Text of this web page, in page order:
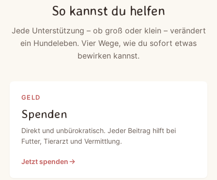
So kannst du helfen
Jede Unterstützung – ob groß oder klein – verändert
ein Hundeleben. Vier Wege, wie du sofort etwas
bewirken kannst.
GELD
Spenden
Direkt und unbürokratisch. Jeder Beitrag hilft bei
Futter, Tierarzt und Vermittlung.
Jetzt spenden